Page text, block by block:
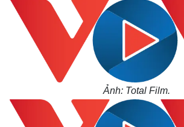
Ảnh: Total Film.